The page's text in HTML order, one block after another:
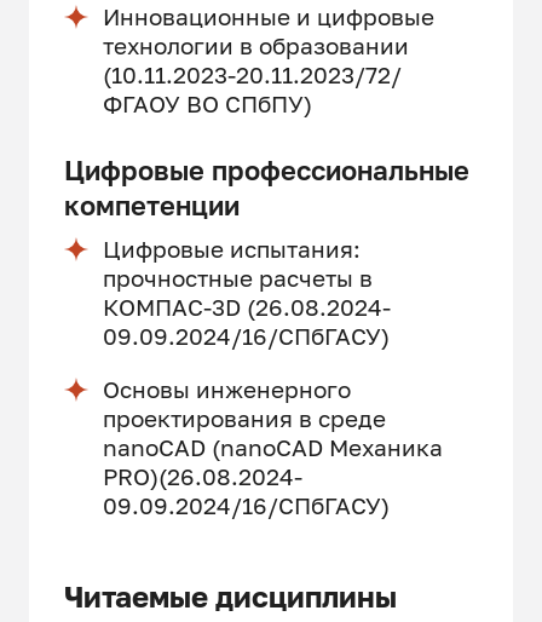
Инновационные и цифровые
технологии в образовании
(10.11.2023-20.11.2023/72/
ФГАОУ ВО СПбПУ)
Цифровые профессиональные
компетенции
Цифровые испытания:
прочностные расчеты в
КОМПАС-3D (26.08.2024-
09.09.2024/16/СПбГАСУ)
Основы инженерного
проектирования в среде
nanoCAD (nanoCAD Механика
PRO)(26.08.2024-
09.09.2024/16/СПбГАСУ)
Читаемые дисциплины